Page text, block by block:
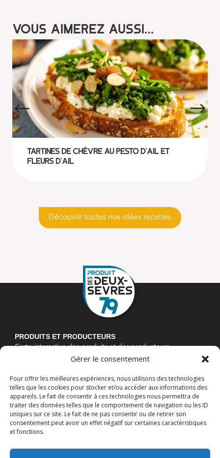
Gérer le consentement
Pour offrir les meilleures expériences, nous utilisons des technologies
telles que les cookies pour stocker et/ou accéder aux informations des
appareils. Le fait de consentir à ces technologies nous permettra de
traiter des données telles que le comportement de navigation ou les ID
uniques sur ce site. Le fait de ne pas consentir ou de retirer son
consentement peut avoir un effet négatif sur certaines caractéristiques
et fonctions.
Vous aimerez aussi…
Tartines de chèvre au pesto d’ail et
fleurs d’ail
Découvrir toutes nos idées recettes
PRODUITS ET PRODUCTEURS
Carte interactive des produits et des producteurs
Espace producteurs
La marque « Produit des Deux-Sèvres »
La démarche « Manger Bon et Local »
L’agriculture deux-sévrienne
BLOG
Actualités et événements